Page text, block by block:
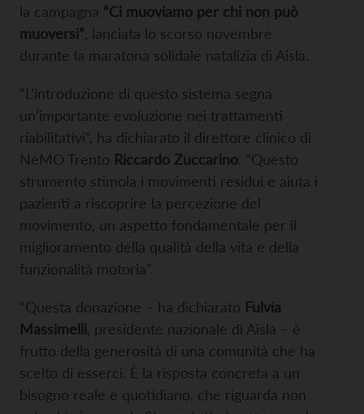
la campagna “Ci muoviamo per chi non può
muoversi” , lanciata lo scorso novembre
durante la maratona solidale natalizia di Aisla.
“L’introduzione di questo sistema segna
un’importante evoluzione nei trattamenti
riabilitativi”, ha dichiarato il direttore clinico di
NeMO Trento Riccardo Zuccarino. “Questo
strumento stimola i movimenti residui e aiuta i
pazienti a riscoprire la percezione del
movimento, un aspetto fondamentale per il
miglioramento della qualità della vita e della
funzionalità motoria”.
“Questa donazione – ha dichiarato Fulvia
Massimelli , presidente nazionale di Aisla – è
frutto della generosità di una comunità che ha
scelto di esserci. È la risposta concreta a un
bisogno reale e quotidiano, che riguarda non